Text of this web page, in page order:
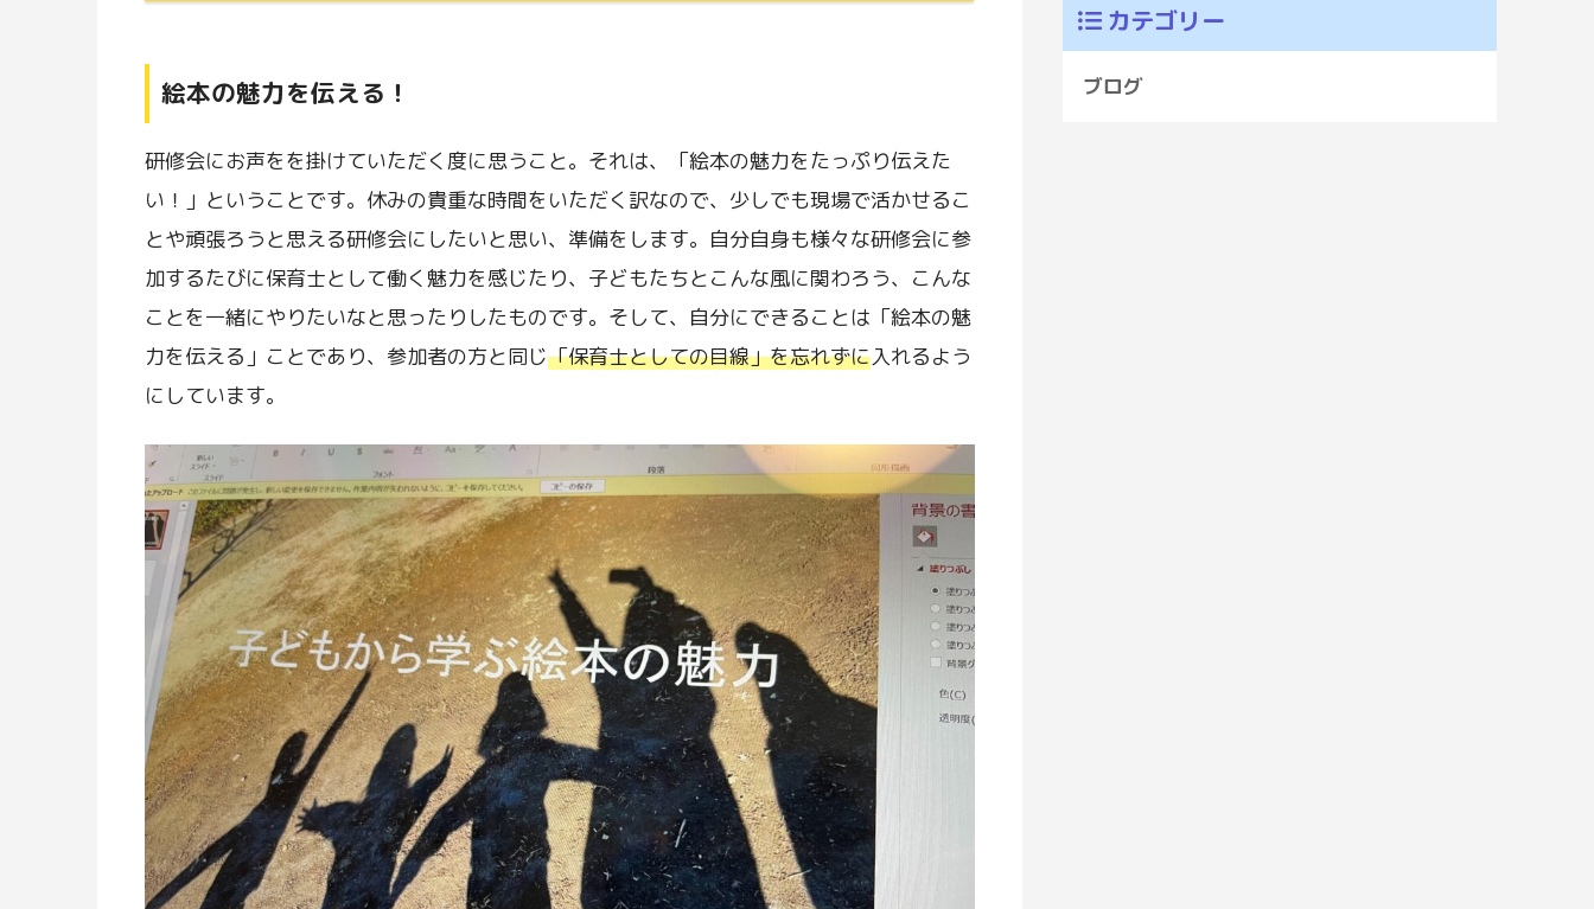
絵本の魅力を伝える！
研修会にお声をを掛けていただく度に思うこと。それは、「絵本の魅力をたっぷり伝えた
い！」ということです。休みの貴重な時間をいただく訳なので、少しでも現場で活かせるこ
とや頑張ろうと思える研修会にしたいと思い、準備をします。自分自身も様々な研修会に参
加するたびに保育士として働く魅力を感じたり、子どもたちとこんな風に関わろう、こんな
ことを一緒にやりたいなと思ったりしたものです。そして、自分にできることは「絵本の魅
力を伝える」ことであり、参加者の方と同じ「保育士としての目線」を忘れずに入れるよう
にしています。
カテゴリー
ブログ